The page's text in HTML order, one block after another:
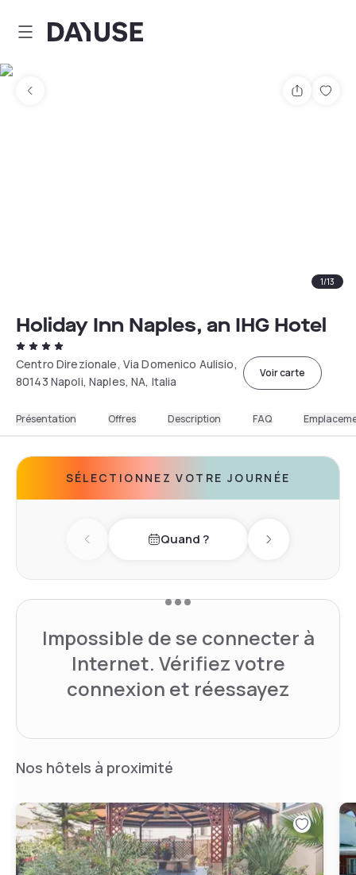
Dayuse
Partager
1/13
Holiday Inn Naples, an IHG Hotel
Centro Direzionale, Via Domenico Aulisio,
80143 Napoli, Naples, NA, Italia
Voir carte
Présentation Offres Description FAQ
SÉLECTIONNEZ VOTRE JOURNÉE
Previous dayQuand ? Next day
Impossible de se connecter à
Internet. Vérifiez votre
connexion et réessayez
Nos hôtels à proximité